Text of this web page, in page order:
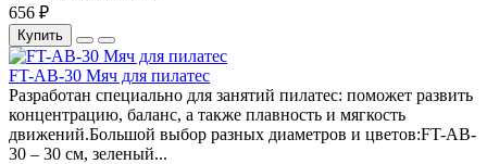
656 ₽
Купить
FT-AB-30 Мяч для пилатес
Разработан специально для занятий пилатес: поможет развить
концентрацию, баланс, а также плавность и мягкость
движений.Большой выбор разных диаметров и цветов:FT-AB-
30 – 30 см, зеленый...